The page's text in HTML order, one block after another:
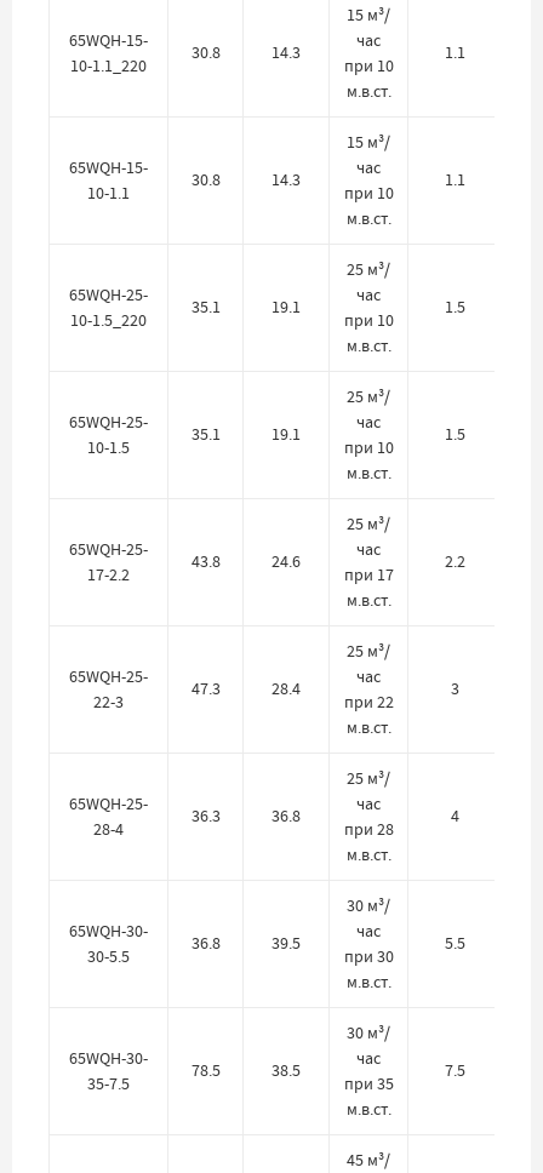
65WQH-15-
10-1.1_220
30.8 14.3
15 м³/
час
при 10
м.в.ст.
1.1
65WQH-15-
10-1.1
30.8 14.3
15 м³/
час
при 10
м.в.ст.
1.1
65WQH-25-
10-1.5_220
35.1 19.1
25 м³/
час
при 10
м.в.ст.
1.5
65WQH-25-
10-1.5
35.1 19.1
25 м³/
час
при 10
м.в.ст.
1.5
65WQH-25-
17-2.2
43.8 24.6
25 м³/
час
при 17
м.в.ст.
2.2
65WQH-25-
22-3
47.3 28.4
25 м³/
час
при 22
м.в.ст.
3
65WQH-25-
28-4
36.3 36.8
25 м³/
час
при 28
м.в.ст.
4
65WQH-30-
30-5.5
36.8 39.5
30 м³/
час
при 30
м.в.ст.
5.5
65WQH-30-
35-7.5
78.5 38.5
30 м³/
час
при 35
м.в.ст.
7.5
45 м³/